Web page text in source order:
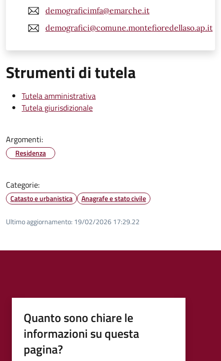
demograficimfa@emarche.it
demografici@comune.montefioredellaso.ap.it
Strumenti di tutela
Tutela amministrativa
Tutela giurisdizionale
Argomenti:
Residenza
Categorie:
Catasto e urbanistica Anagrafe e stato civile
Ultimo aggiornamento: 19/02/2026 17:29.22
Quanto sono chiare le
informazioni su questa
pagina?